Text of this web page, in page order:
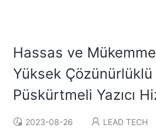
Hassas ve
Yüksek
Püskürtmeli Yazıcı
2023-08-26 LEAD TECH